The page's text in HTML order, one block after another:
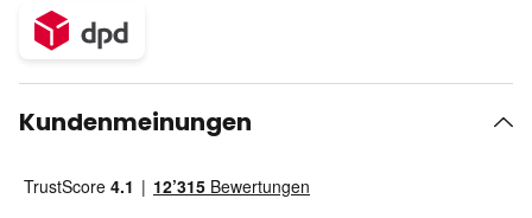
Kundenmeinungen